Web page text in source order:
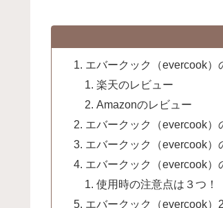
エバークック（evercook）
楽天のレビュー
Amazonのレビュー
エバークック（evercook）
エバークック（evercook）
エバークック（evercook）
使用時の注意点は３つ！
エバークック（evercook）